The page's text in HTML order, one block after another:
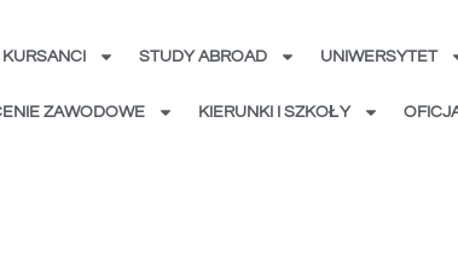
KURSANCI STUDY ABROAD UNIWERSYTET
ZAWODOWE KIERUNKI I SZKOŁY